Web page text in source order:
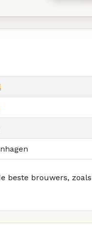
beste brouwers, zoals